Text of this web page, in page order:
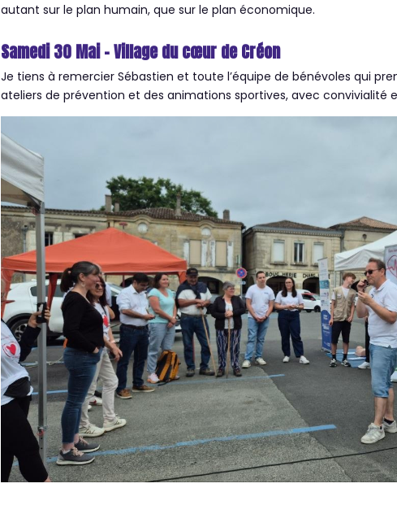
autant sur le plan humain, que sur le plan économique.
Samedi 30 Mai – Village du cœur de Créon
Je tiens à remercier Sébastien et toute l’équipe de bénévoles qui
ateliers de prévention et des animations sportives, avec convivialité